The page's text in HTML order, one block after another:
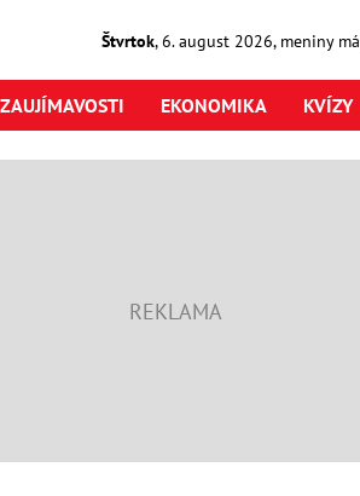
Štvrtok,6. august2026, meniny má
ZAUJÍMAVOSTI EKONOMIKA KVÍZY